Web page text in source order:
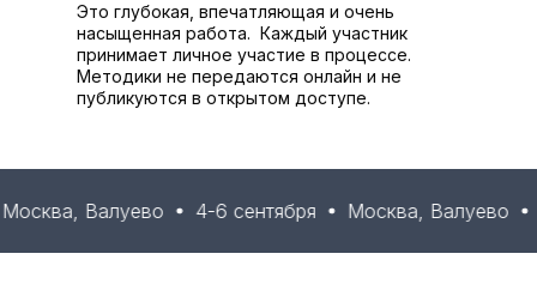
Это глубокая, впечатляющая и очень
насыщенная работа. Каждый участник
принимает личное участие в процессе.
Методики не передаются онлайн и не
публикуются в открытом доступе.
Валуево 4-6 сентября Москва, Валуево 4-6